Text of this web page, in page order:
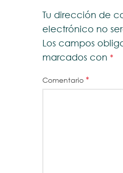
Tu dirección de
electrónico no
Los campos
marcados con *
Comentario *